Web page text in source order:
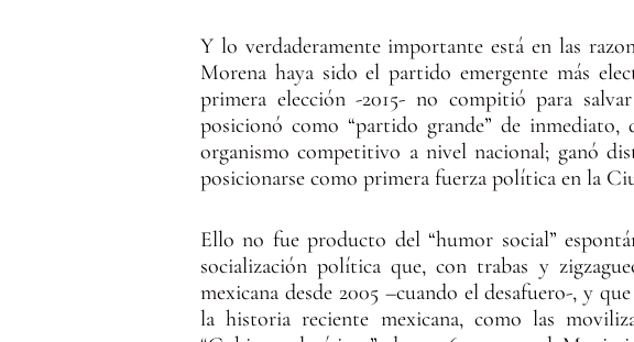
Y lo verdaderamente importante está en las
Morena haya sido el partido emergente más
primera elección -2015- no compitió para
posicionó como “partido grande” de
organismo competitivo a nivel nacional; ganó
posicionarse como primera fuerza política en la
Ello no fue producto del “humor social”
socialización política que, con trabas y
mexicana desde 2005 –cuando el desafuero-, y
la historia reciente mexicana, como las